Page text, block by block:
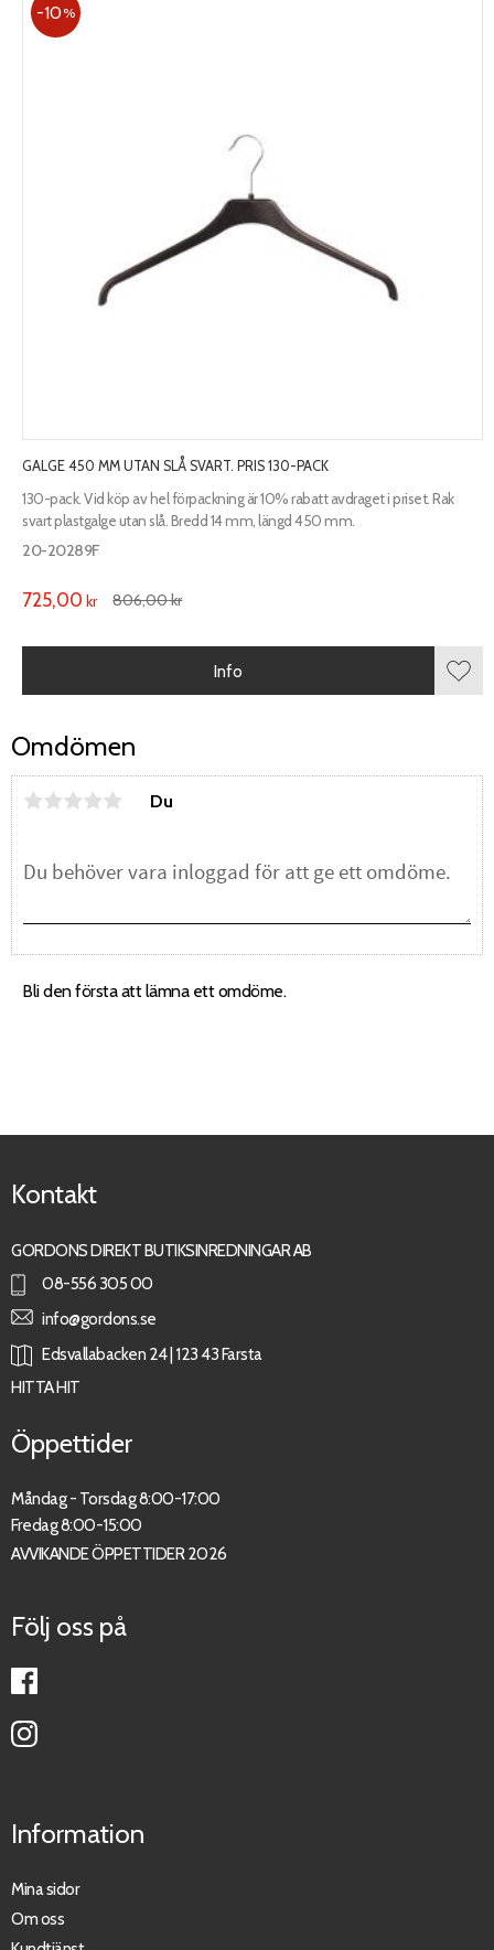
Omdömen
Du
Bli den första att lämna ett omdöme.
GALGE 450 MM UTAN SLÅ SVART. PRIS 130-PACK
130-pack. Vid köp av hel förpackning är 10% rabatt avdraget i priset. Rak
svart plastgalge utan slå. Bredd 14 mm, längd 450 mm.
20-20289F
725,00 kr 806,00kr
10%
Info
Kontakt
GORDONS DIREKT BUTIKSINREDNINGAR AB
08-556 305 00
info@gordons.se
Edsvallabacken 24 | 123 43 Farsta
HITTA HIT
Öppettider
Måndag - Torsdag 8:00-17:00
Fredag 8:00-15:00
AVVIKANDE ÖPPETTIDER 2026
Följ oss på
Information
Mina sidor
Om oss